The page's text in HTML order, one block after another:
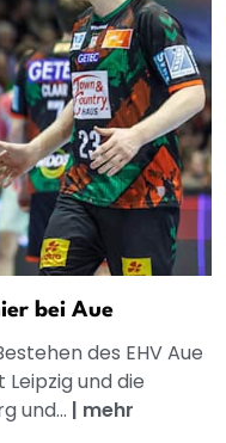
bei Aue
des EHV Aue
und die
und... | mehr